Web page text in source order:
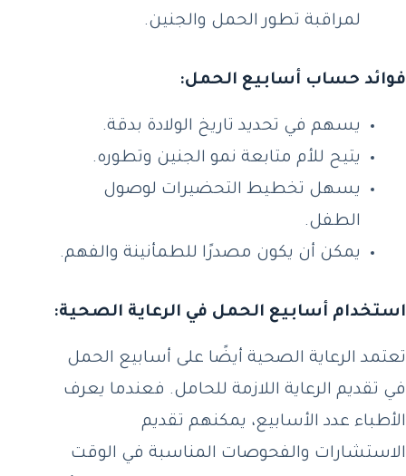
لمراقبة تطور الحمل والجنين.
فوائد حساب أسابيع الحمل:
يسهم في تحديد تاريخ الولادة بدقة.
يتيح للأم متابعة نمو الجنين وتطوره.
يسهل تخطيط التحضيرات لوصول
الطفل.
يمكن أن يكون مصدرًا للطمأنينة والفهم.
استخدام أسابيع الحمل في الرعاية الصحية:
تعتمد الرعاية الصحية أيضًا على أسابيع الحمل
في تقديم الرعاية اللازمة للحامل. فعندما يعرف
الأطباء عدد الأسابيع، يمكنهم تقديم
الاستشارات والفحوصات المناسبة في الوقت